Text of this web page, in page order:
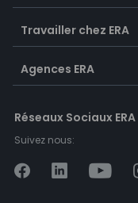
Travailler chez ERA
Agences ERA
Réseaux Sociaux ERA
Suivez nous: